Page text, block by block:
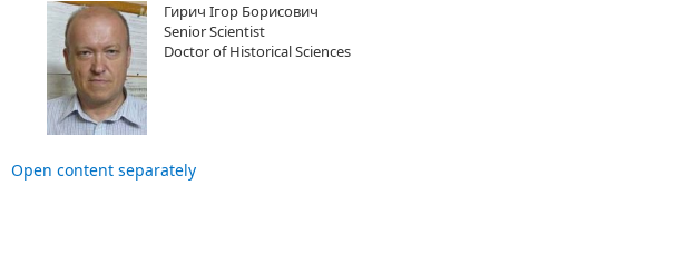
Гирич Ігор Борисович
Senior Scientist
Doctor of Historical Sciences
Open content separately